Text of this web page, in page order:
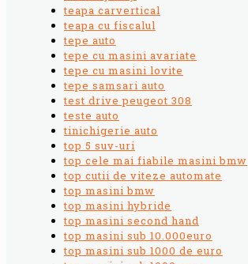
teapa carvertical
teapa cu fiscalul
tepe auto
tepe cu masini avariate
tepe cu masini lovite
tepe samsari auto
test drive peugeot 308
teste auto
tinichigerie auto
top 5 suv-uri
top cele mai fiabile masini bmw
top cutii de viteze automate
top masini bmw
top masini hybride
top masini second hand
top masini sub 10.000euro
top masini sub 1000 de euro